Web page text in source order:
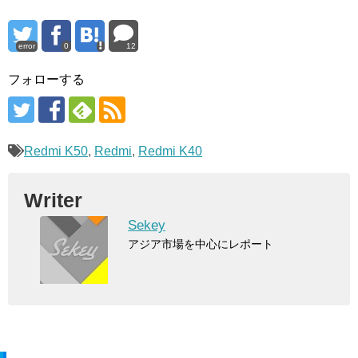
error 0 12
フォローする
Redmi K50, Redmi, Redmi K40
Writer
Sekey
アジア市場を中心にレポート